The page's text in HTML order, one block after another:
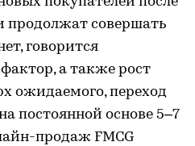
продолжат совершать
говорится
а также рост
ожидаемого, переход
постоянной основе 5–7
продаж FMCG